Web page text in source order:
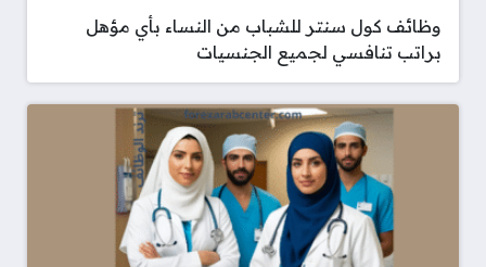
وظائف كول سنتر للشباب من النساء بأي مؤهل
براتب تنافسي لجميع الجنسيات